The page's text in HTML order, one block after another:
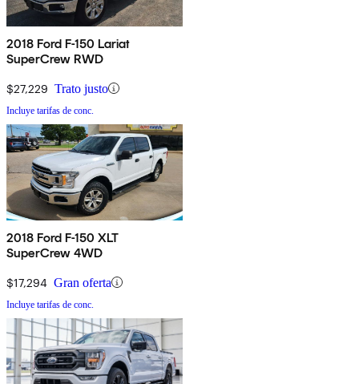
2018 Ford F-150 Lariat
SuperCrew RWD
$27,229 Trato justo
Incluye tarifas de conc.
2018 Ford F-150 XLT
SuperCrew 4WD
$17,294 Gran oferta
Incluye tarifas de conc.